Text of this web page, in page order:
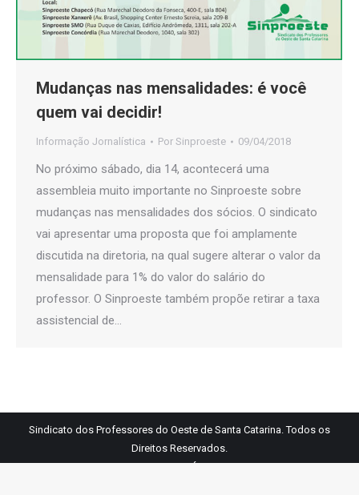
Mudanças nas mensalidades: é você
quem vai decidir!
Informação Jornalística Por Sinproeste 09/04/2018
No próximo sábado, dia 14, acontecerá uma
assembleia muito importante no Sinproeste sobre
mudanças nas mensalidades dos sócios. O sindicato
vai apresentar uma proposta que foi amplamente
discutida na diretoria, na qual sugere alterar o valor da
mensalidade para 1% do valor do salário do
professor. O Sinproeste também propõe retirar a taxa
assistencial de…
Sindicato dos Professores do Oeste de Santa Catarina. Todos os
Direitos Reservados.